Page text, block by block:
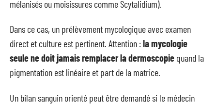
mélanisés ou moisissures comme Scytalidium).
Dans ce cas, un prélèvement mycologique avec examen
direct et culture est pertinent. Attention :la mycologie
seule ne doit jamais remplacer la dermoscopie quand la
pigmentation est linéaire et part de la matrice.
Un bilan sanguin orienté peut être demandé si le médecin